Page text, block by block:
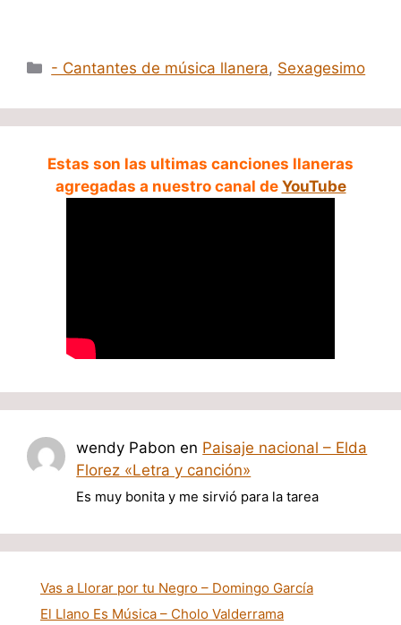
Categorías
- Cantantes de música llanera, Sexagesimo
Estas son las ultimas canciones llaneras
agregadas a nuestro canal de YouTube
wendy Pabon en Paisaje nacional – Elda
Florez «Letra y canción»
Es muy bonita y me sirvió para la tarea
Vas a Llorar por tu Negro – Domingo García
El Llano Es Música – Cholo Valderrama